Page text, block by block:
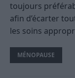
toujours
afin d’écarter
les soins
MÉNOPAUSE